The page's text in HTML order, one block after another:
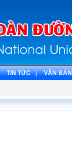
TIN TỨC | VĂN